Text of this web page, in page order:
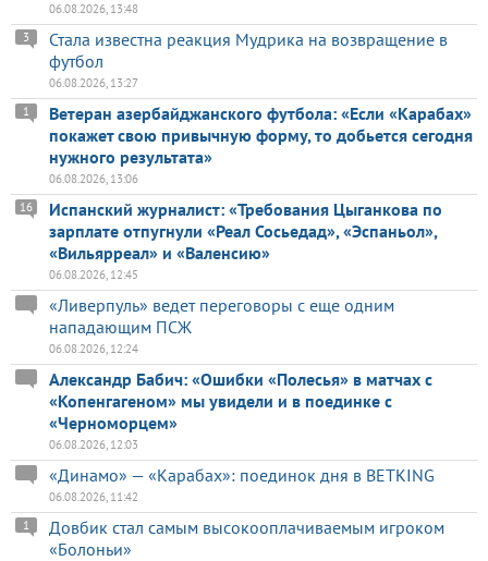
06.08.2026, 13:48
Стала известна реакция Мудрика на возвращение в
футбол
3
06.08.2026, 13:27
Ветеран азербайджанского футбола: «Если «Карабах»
покажет свою привычную форму, то добьется сегодня
нужного результата»
1
06.08.2026, 13:06
Испанский журналист: «Требования Цыганкова по
зарплате отпугнули «Реал Сосьедад», «Эспаньол»,
«Вильярреал» и «Валенсию»
16
06.08.2026, 12:45
«Ливерпуль» ведет переговоры с еще одним
нападающим ПСЖ
06.08.2026, 12:24
Александр Бабич: «Ошибки «Полесья» в матчах с
«Копенгагеном» мы увидели и в поединке с
«Черноморцем»
06.08.2026, 12:03
«Динамо» — «Карабах»: поединок дня в BETKING
06.08.2026, 11:42
Довбик стал самым высокооплачиваемым игроком
«Болоньи»
1